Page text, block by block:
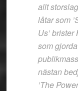
allt
låtar som
Us’
som
nästan
’The